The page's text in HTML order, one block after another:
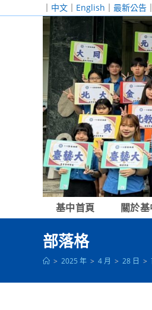
｜ 中文 ｜ English ｜ 最新公告 ｜
基中首頁 關於基
部落格
> 2025 年 > 4 月 > 28 日 >